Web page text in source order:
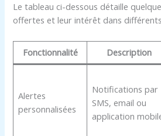
Le tableau ci-dessous détaille
offertes et leur intérêt dans
Fonctionnalité Description
Alertes
personnalisées
Notifications par
SMS, email ou
application